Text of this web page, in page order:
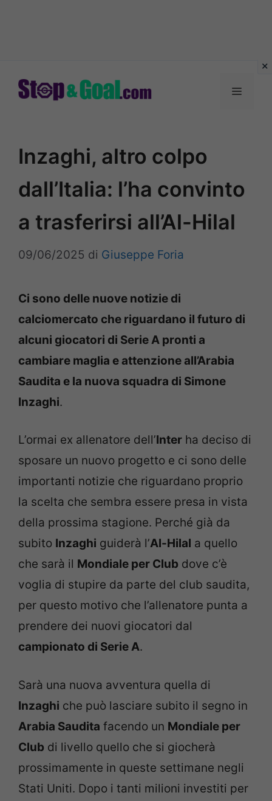
Menu
Inzaghi, altro colpo
dall’Italia: l’ha convinto
a trasferirsi all’Al-Hilal
09/06/2025 di Giuseppe Foria
Ci sono delle nuove notizie di
calciomercato che riguardano il futuro di
alcuni giocatori di Serie A pronti a
cambiare maglia e attenzione all’Arabia
Saudita e la nuova squadra di Simone
Inzaghi.
L’ormai ex allenatore dell’Inter ha deciso di
sposare un nuovo progetto e ci sono delle
importanti notizie che riguardano proprio
la scelta che sembra essere presa in vista
della prossima stagione. Perché già da
subito Inzaghi guiderà l’Al-Hilal a quello
che sarà il Mondiale per Club dove c’è
voglia di stupire da parte del club saudita,
per questo motivo che l’allenatore punta a
prendere dei nuovi giocatori dal
campionato di Serie A.
Sarà una nuova avventura quella di
Inzaghi che può lasciare subito il segno in
Arabia Saudita facendo un Mondiale per
Club di livello quello che si giocherà
prossimamente in queste settimane negli
Stati Uniti. Dopo i tanti milioni investiti per